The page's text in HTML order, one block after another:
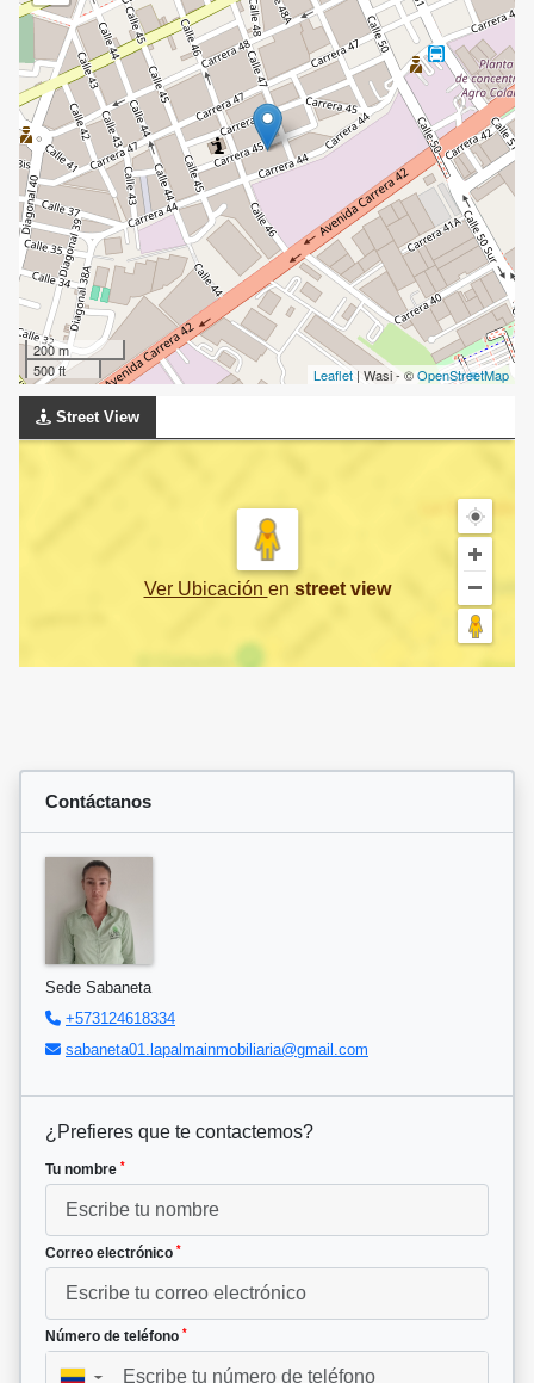
200 m
500 ft
Leaflet| Wasi - ©OpenStreetMap
Street View
Ver Ubicación en street view
Contáctanos
Sede Sabaneta
+573124618334
sabaneta01.lapalmainmobiliaria@gmail.com
¿Prefieres que te contactemos?
Tu nombre *
Correo electrónico *
Número de teléfono *
▼